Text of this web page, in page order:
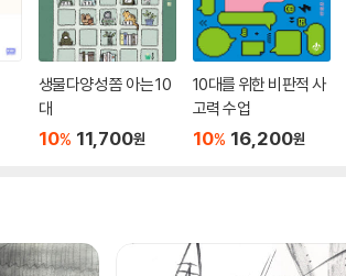
생물다양성 쫌 아는 10
대
10% 11,700원
10대를 위한 비판적 사
고력 수업
10% 16,200원